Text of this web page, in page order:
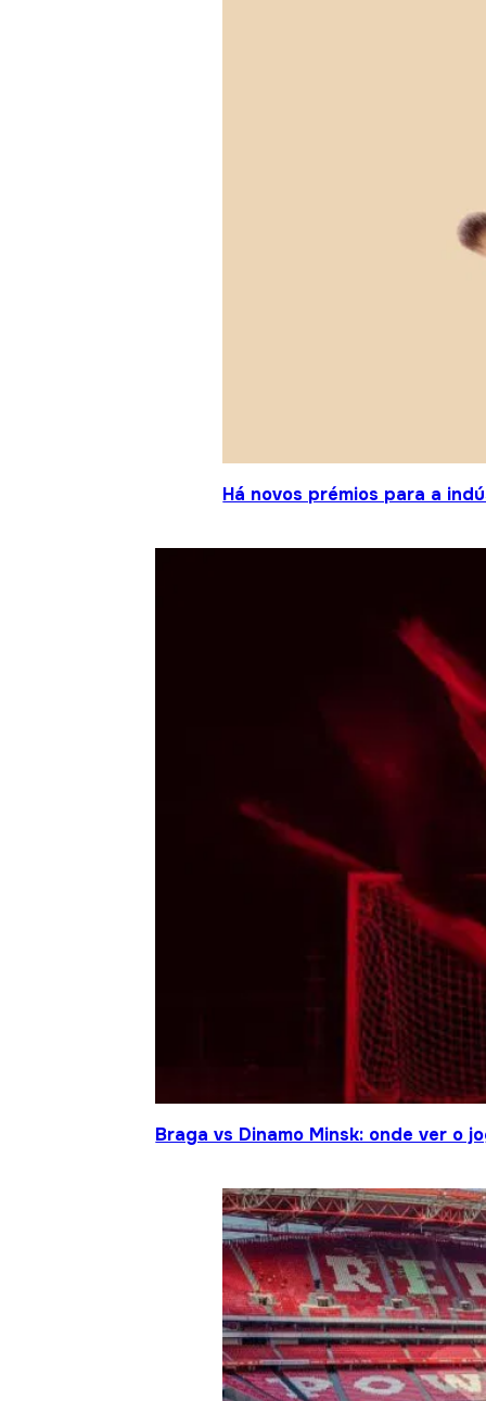
Há novos prémios para a
Braga vs Dinamo Minsk: onde ver o